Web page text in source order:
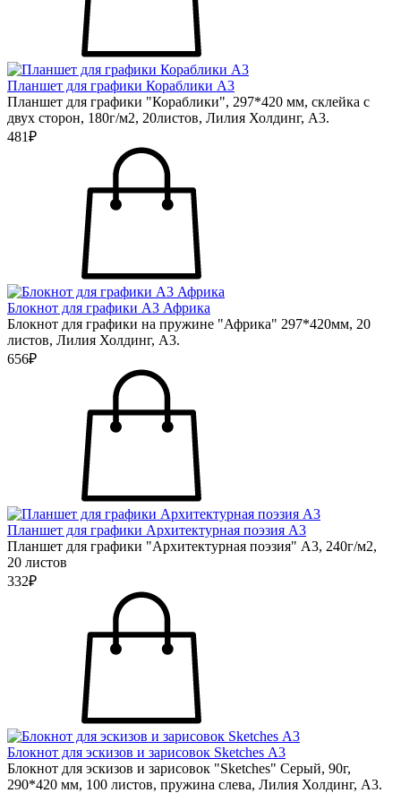
Планшет для графики Кораблики А3
Планшет для графики "Кораблики", 297*420 мм, склейка с
двух сторон, 180г/м2, 20листов, Лилия Холдинг, А3.
481₽
Блокнот для графики А3 Африка
Блокнот для графики на пружине "Африка" 297*420мм, 20
листов, Лилия Холдинг, А3.
656₽
Планшет для графики Архитектурная поэзия А3
Планшет для графики "Архитектурная поэзия" А3, 240г/м2,
20 листов
332₽
Блокнот для эскизов и зарисовок Sketches А3
Блокнот для эскизов и зарисовок "Sketches" Серый, 90г,
290*420 мм, 100 листов, пружина слева, Лилия Холдинг, А3.